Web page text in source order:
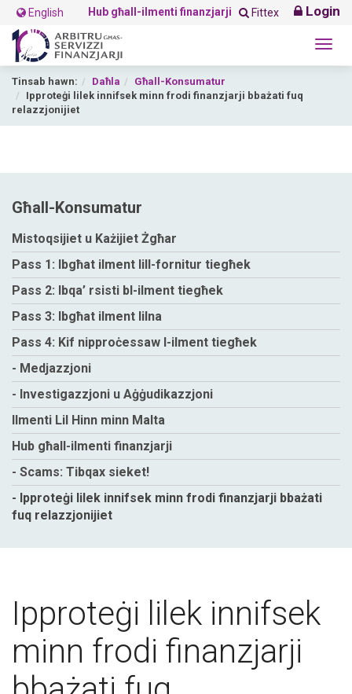
English Hub għall-ilmenti finanzjarji Fittex Login
Tinsab hawn: Daħla
Għall-Konsumatur
Ipproteġi lilek innifsek minn frodi finanzjarji bbażati fuq
relazzjonijiet
Għall-Konsumatur
Mistoqsijiet u Każijiet Żgħar
Pass 1: Ibgħat ilment lill-fornitur tiegħek
Pass 2: Ibqa’ rsisti bl-ilment tiegħek
Pass 3: Ibgħat ilment lilna
Pass 4: Kif nipproċessaw l-ilment tiegħek
- Medjazzjoni
- Investigazzjoni u Aġġudikazzjoni
Ilmenti Lil Hinn minn Malta
Hub għall-ilmenti finanzjarji
- Scams: Tibqax sieket!
- Ipproteġi lilek innifsek minn frodi finanzjarji bbażati
fuq relazzjonijiet
Ipproteġi lilek innifsek
minn frodi finanzjarji